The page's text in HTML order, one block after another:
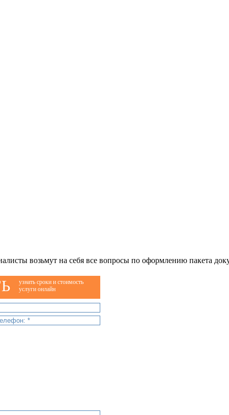
возьмут на себя все вопросы по оформлению пакета
узнать сроки и стоимость
услуги онлайн